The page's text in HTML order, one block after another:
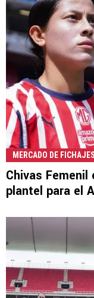
MERCADO DE
Chivas
plantel para el